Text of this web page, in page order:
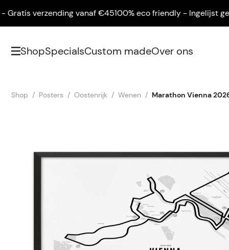
verzending vanaf €45100% eco friendly - Ingelijst
ShopSpecialsCustom madeOver ons
Shop Posters Oostenrijk Wenen Marathon Vienna